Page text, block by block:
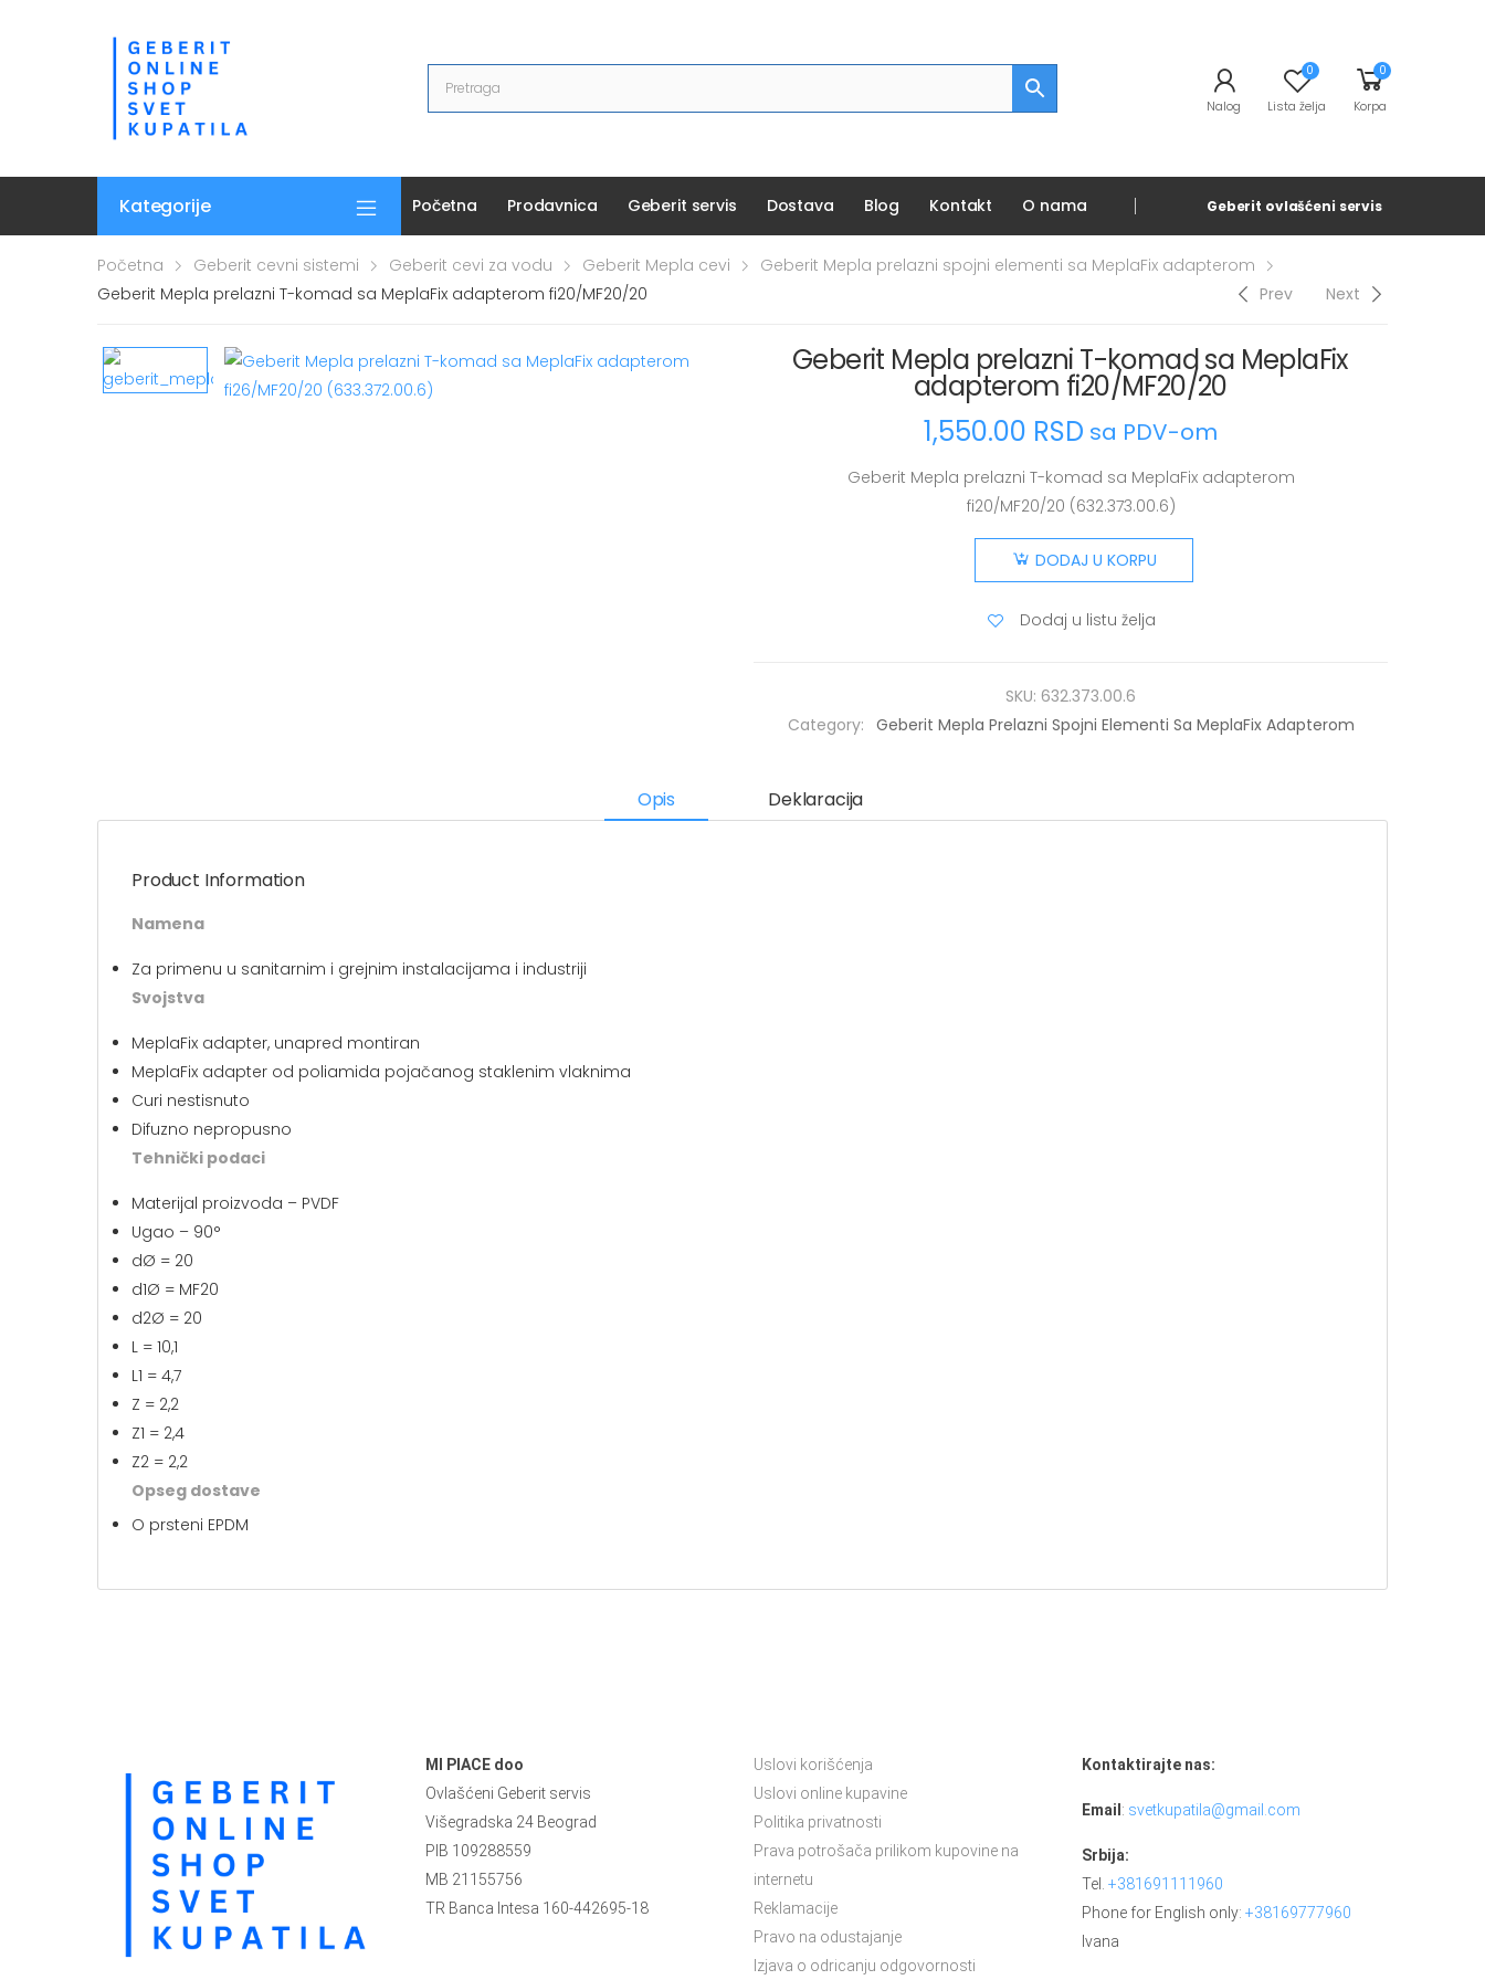
Nalog
0
Lista želja
0
Korpa
Kategorije Početna Prodavnica Geberit servis Dostava Blog Kontakt O nama Geberit ovlašćeni servis
Početna Geberit cevni sistemi Geberit cevi za vodu Geberit Mepla cevi
Geberit Mepla prelazni spojni elementi sa MeplaFix adapterom
Geberit Mepla prelazni T-komad sa MeplaFix adapterom fi20/MF20/20
Prev Next
Geberit Mepla prelazni T-komad sa MeplaFix
adapterom fi20/MF20/20
1,550.00 RSD sa PDV-om
Geberit Mepla prelazni T-komad sa MeplaFix adapterom
fi20/MF20/20 (632.373.00.6)
DODAJ U KORPU
Dodaj u listu želja
SKU: 632.373.00.6
Category: Geberit Mepla Prelazni Spojni Elementi Sa MeplaFix Adapterom
Opis Deklaracija
Product Information
Namena
Za primenu u sanitarnim i grejnim instalacijama i industriji
Svojstva
MeplaFix adapter, unapred montiran
MeplaFix adapter od poliamida pojačanog staklenim vlaknima
Curi nestisnuto
Difuzno nepropusno
Tehnički podaci
Materijal proizvoda – PVDF
Ugao – 90°
dØ = 20
d1Ø = MF20
d2Ø = 20
L = 10,1
L1 = 4,7
Z = 2,2
Z1 = 2,4
Z2 = 2,2
Opseg dostave
O prsteni EPDM
MI PIACE doo
Ovlašćeni Geberit servis
Višegradska 24 Beograd
PIB 109288559
MB 21155756
TR Banca Intesa 160-442695-18
Uslovi korišćenja
Uslovi online kupavine
Politika privatnosti
Prava potrošača prilikom kupovine na
internetu
Reklamacije
Pravo na odustajanje
Izjava o odricanju odgovornosti
Kontaktirajte nas:
Email : svetkupatila@gmail.com
Srbija:
Tel. +381691111960
Phone for English only: +38169777960
Ivana